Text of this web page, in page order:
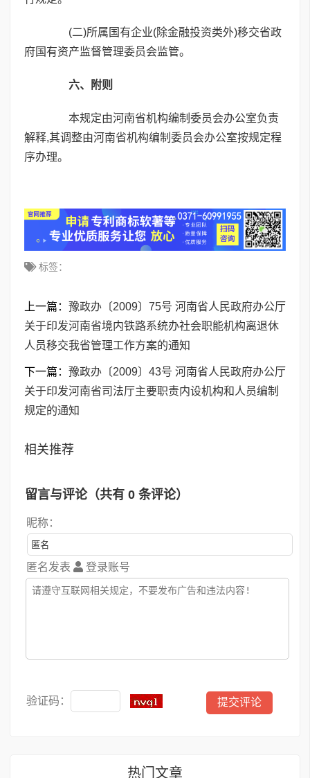
(二)所属国有企业(除金融投资类外)移交省政
府国有资产监督管理委员会监管。
六、附则
本规定由河南省机构编制委员会办公室负责
解释,其调整由河南省机构编制委员会办公室按规定程
序办理。
标签：
上一篇： 豫政办〔2009〕75号 河南省人民政府办公厅
关于印发河南省境内铁路系统办社会职能机构离退休
人员移交我省管理工作方案的通知
下一篇： 豫政办〔2009〕43号 河南省人民政府办公厅
关于印发河南省司法厅主要职责内设机构和人员编制
规定的通知
相关推荐
留言与评论（共有 0 条评论）
昵称：
匿名发表 登录账号
验证码：
热门文章